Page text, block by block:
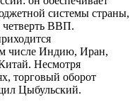
системы страны,
ВВП.
числе Индию, Иран,
Несмотря
торговый оборот
Цыбульский.